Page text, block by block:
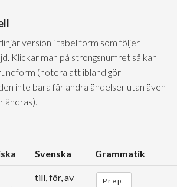
version i tabellform som följer
Klickar man på strongsnumret så kan
(notera att ibland gör
inte bara får andra ändelser utan även
ändras).
Svenska Grammatik
till, för, av
Prep.